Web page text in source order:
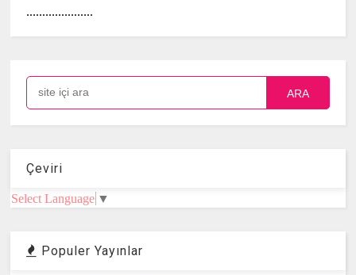
.....................
ARA
Çeviri
Select Language ▼
Populer Yayınlar